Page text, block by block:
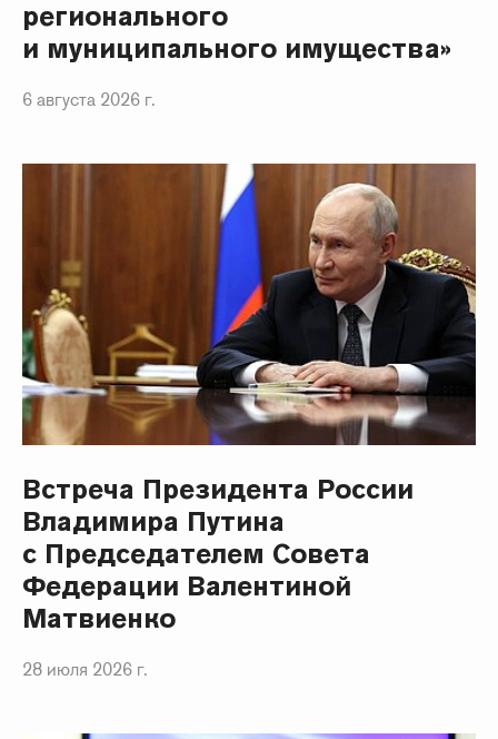
регионального
и муниципального имущества»
6 августа 2026 г.
Встреча Президента России
Владимира Путина
с Председателем Совета
Федерации Валентиной
Матвиенко
28 июля 2026 г.